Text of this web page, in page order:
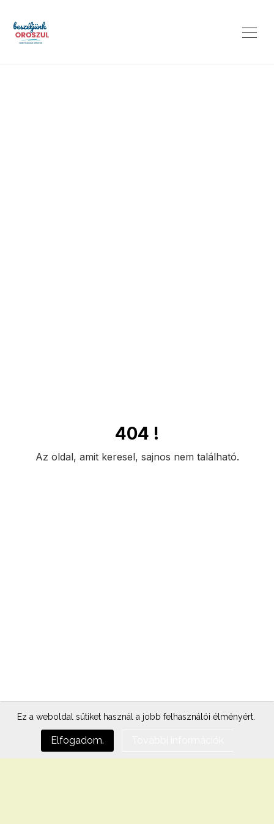
Ez a weboldal sütiket használ a jobb felhasználói élményért.
Elfogadom.
404 !
Az oldal, amit keresel, sajnos nem található.